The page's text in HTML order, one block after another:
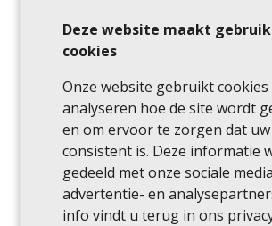
Deze website maakt
cookies
Onze website gebruikt cookies
analyseren hoe de site wordt
en om ervoor te zorgen dat
consistent is. Deze informatie
gedeeld met onze sociale
advertentie- en
info vindt u terug in ons